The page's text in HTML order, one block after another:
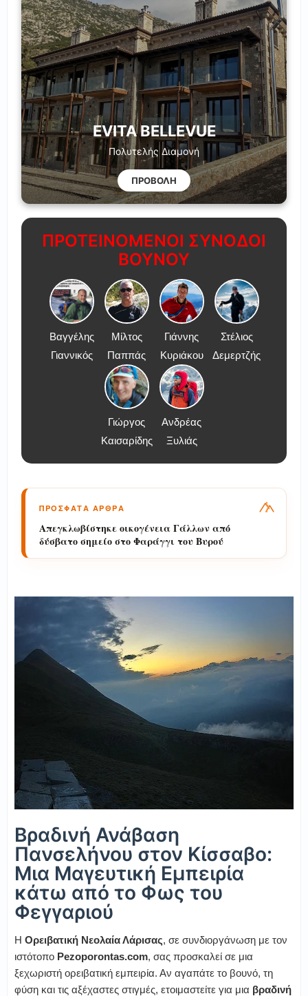
EVITA BELLEVUE
Πολυτελής Διαμονή
ΠΡΟΒΟΛΗ
ΠΡΟΤΕΙΝΟΜΕΝΟΙ ΣΥΝΟΔΟΙ
ΒΟΥΝΟΥ
Βαγγέλης
Γιαννικός
Μίλτος
Παππάς
Γιάννης
Κυριάκου
Στέλιος
Δεμερτζής
Γιώργος
Καισαρίδης
Ανδρέας
Ξυλιάς
ΠΡΟΣΦΑΤΑ ΑΡΘΡΑ
Διάσωση πεζοπόρου τουρίστα στην περιοχή
των Κολυμπίων
Βραδινή Ανάβαση
Πανσελήνου στον Κίσσαβο:
Μια Μαγευτική Εμπειρία
κάτω από το Φως του
Φεγγαριού
Η Ορειβατική Νεολαία Λάρισας, σε συνδιοργάνωση με τον
ιστότοπο Pezoporontas.com, σας προσκαλεί σε μια
ξεχωριστή ορειβατική εμπειρία. Αν αγαπάτε το βουνό, τη
φύση και τις αξέχαστες στιγμές, ετοιμαστείτε για μια βραδινή